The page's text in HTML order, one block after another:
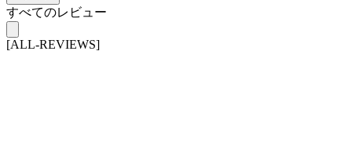
すべてのレビュー
[ALL-REVIEWS]